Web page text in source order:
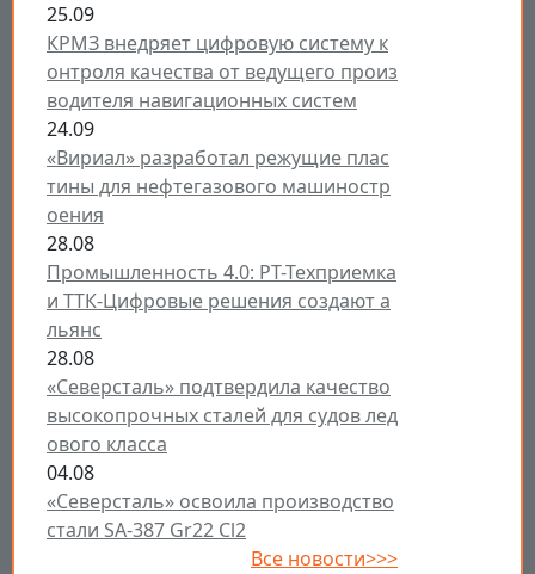
25.09
КРМЗ внедряет цифровую систему к
онтроля качества от ведущего произ
водителя навигационных систем
24.09
«Вириал» разработал режущие плас
тины для нефтегазового машиностр
оения
28.08
Промышленность 4.0: РТ-Техприемка
и ТТК-Цифровые решения создают а
льянс
28.08
«Северсталь» подтвердила качество
высокопрочных сталей для судов лед
ового класса
04.08
«Северсталь» освоила производство
стали SA-387 Gr22 Cl2
Все новости>>>